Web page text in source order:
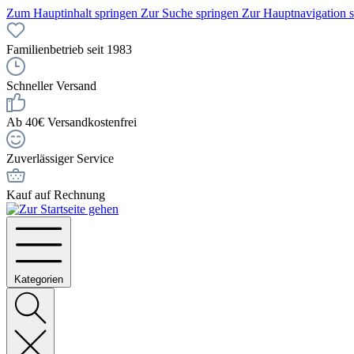
Zum Hauptinhalt springen Zur Suche springen Zur Hauptnavigation
Familienbetrieb seit 1983
Schneller Versand
Ab 40€ Versandkostenfrei
Zuverlässiger Service
Kauf auf Rechnung
Kategorien